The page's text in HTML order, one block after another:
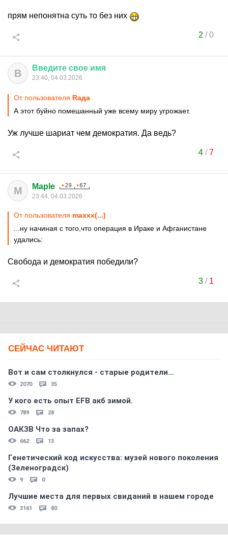
прям непонятна суть то без них
2 /0
В Введите свое имя
23:40, 04.03.2026
От пользователя Raда
А этот буйно помешанный уже всему миру угрожает.
Уж лучше шариат чем демократия. Да ведь?
4/7
M Maple
23:44, 04.03.2026
От пользователя maxxx(...)
...ну начиная с того,что операция в Ираке и Афганистане
удались:
Свобода и демократия победили?
3/ 1
СЕЙЧАС ЧИТАЮТ
Вот и сам столкнулся - старые родители...
2070 35
У кого есть опыт EFB акб зимой.
789 28
ОАКЗВ Что за запах?
662 13
Генетический код искусства: музей нового поколения
(Зеленоградск)
9 0
Лучшие места для первых свиданий в нашем городе
3161 80